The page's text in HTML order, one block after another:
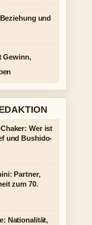
und
Gewinn,
Wer ist
und Bushido-
Partner,
zum 70.
Nationalität,